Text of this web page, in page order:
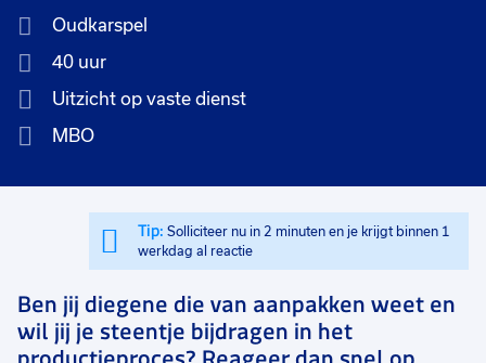
Oudkarspel
40 uur
Uitzicht op vaste dienst
MBO
Tip: Solliciteer nu in 2 minuten en je krijgt binnen 1
werkdag al reactie
Ben jij diegene die van aanpakken weet en
wil jij je steentje bijdragen in het